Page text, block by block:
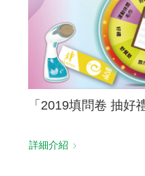
「2019填問卷 抽好
詳細介紹